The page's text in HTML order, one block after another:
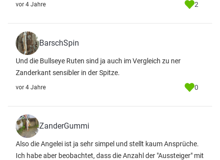
vor 4 Jahre 2
BarschSpin
Und die Bullseye Ruten sind ja auch im Vergleich zu ner
Zanderkant sensibler in der Spitze.
vor 4 Jahre 0
ZanderGummi
Also die Angelei ist ja sehr simpel und stellt kaum Ansprüche.
Ich habe aber beobachtet, dass die Anzahl der "Aussteiger" mit